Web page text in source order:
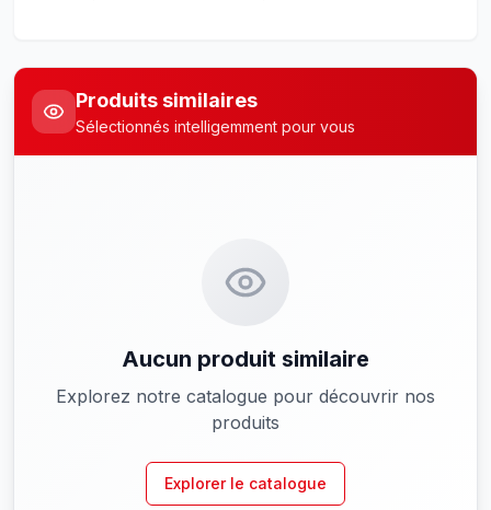
Produits similaires
Sélectionnés intelligemment pour vous
Aucun produit similaire
Explorez notre catalogue pour découvrir nos
produits
Explorer le catalogue